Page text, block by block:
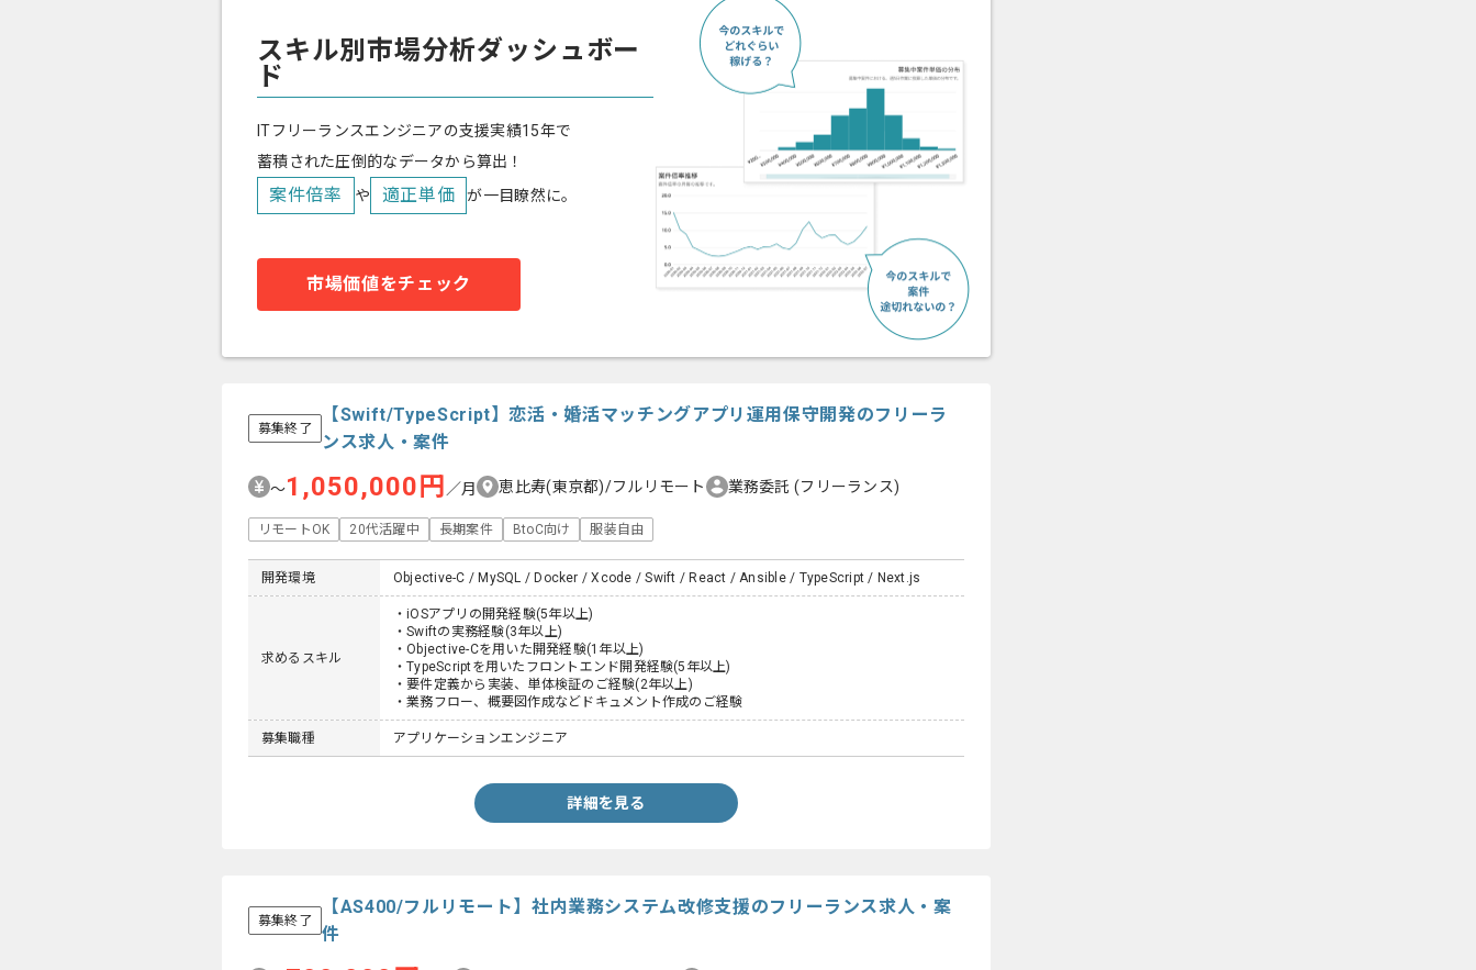
スキル別市場分析ダッシュボー
ド
ITフリーランスエンジニアの支援実績15年で
蓄積された圧倒的なデータから算出！
案件倍率 や 適正単価 が一目瞭然に。
市場価値をチェック
募集終了
【Swift/TypeScript】恋活・婚活マッチングアプリ運用保守開発のフリーラ
ンス求人・案件
〜1,050,000円 ／月 恵比寿(東京都)/フルリモート 業務委託(フリーランス)
リモートOK 20代活躍中 長期案件 BtoC向け 服装自由
開発環境 Objective-C / MySQL / Docker / Xcode / Swift / React / Ansible / TypeScript / Next.js
求めるスキル
・iOSアプリの開発経験(5年以上)
・Swiftの実務経験(3年以上)
・Objective-Cを用いた開発経験(1年以上)
・TypeScriptを用いたフロントエンド開発経験(5年以上)
・要件定義から実装、単体検証のご経験(2年以上)
・業務フロー、概要図作成などドキュメント作成のご経験
募集職種 アプリケーションエンジニア
詳細を見る
募集終了
【AS400/フルリモート】社内業務システム改修支援のフリーランス求人・案
件